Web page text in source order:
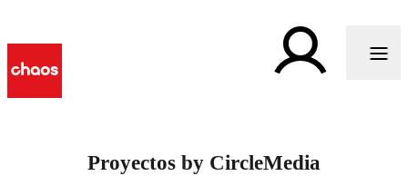
Proyectos by CircleMedia